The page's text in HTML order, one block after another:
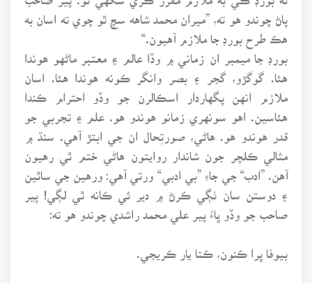
پاڻ چوندو هو ته، ”ميران محمد شاهه سچ ٿو چوي ته اسان به
هڪ طرح بورڊ جا ملازم آهيون.“
بورڊ جا ميمبر ان زماني ۾ وڏا عالم ۽ معتبر ماڻهو هوندا
هئا. گوگڙو، گجر ۽ بصر وانگر ڪونه هوندا هئا. اسان
ملازم انهن پگهاردار اسڪالرن جو وڏو احترام ڪندا
هئاسين. اهو سونهري زمانو هوندو هو. علم ۽ تجربي جو
قدر هوندو هو. هاڻي، صورتِحال ان جي ابتڙ آهي. سنڌ ۾
مثالي ڪلچر جون شاندار روايتون هاڻي ختم ٿي رهيون
آهن. ”ادب“ جي جاءِ ”بي ادبي“ ورتي آهي: ورهين جي ساٿين
۽ دوستن سان ٺڳي ڪرڻ ۾ دير ئي ڪانه ٿي لڳي! پير
صاحب جو وڏو ڀاءُ پير علي محمد راشدي چوندو هو ته:
بيوفا ڀرا ڪنون، ڪتا يار ڪريجي.